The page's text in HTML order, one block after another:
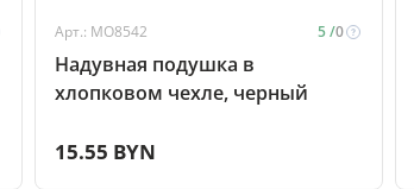
Арт.: MO8542 5 /0
Надувная подушка в
хлопковом чехле, черный
15.55 BYN